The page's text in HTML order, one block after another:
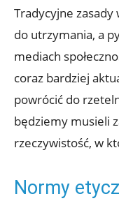
Tradycyjne zasady
do utrzymania, a
mediach
coraz bardziej
powrócić do
będziemy musieli
rzeczywistość, w
Normy